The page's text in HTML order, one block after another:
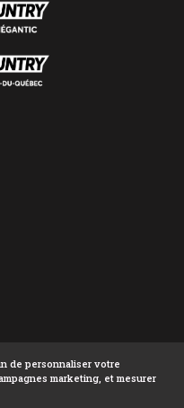
de personnaliser votre
marketing, et mesurer